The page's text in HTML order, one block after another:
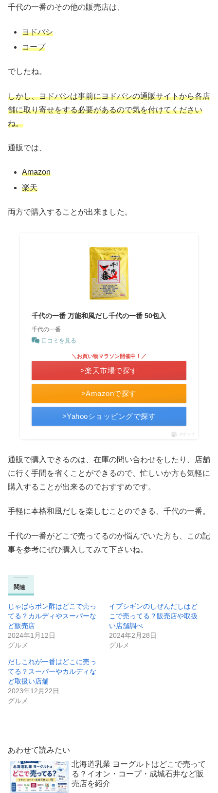
千代の一番のその他の販売店は、
ヨドバシ
コープ
でしたね。
しかし、ヨドバシは事前にヨドバシの通販サイトから各店
舗に取り寄せをする必要があるので気を付けてください
ね。
通販では、
Amazon
楽天
両方で購入することが出来ました。
千代の一番 万能和風だし千代の一番 50包入
千代の一番
口コミを見る
>Amazonで探す
＼お買い物マラソン開催中！／
>楽天市場で探す
>Yahooショッピングで探す
ポチップ
通販で購入できるのは、在庫の問い合わせをしたり、店舗
に行く手間を省くことができるので、忙しいか方も気軽に
購入することが出来るのでおすすめです。
手軽に本格和風だしを楽しむことのできる、千代の一番。
千代の一番がどこで売ってるのか悩んでいた方も、この記
事を参考にぜひ購入してみて下さいね。
関連
じゃばらポン酢はどこで売っ
てる？カルディやスーパーな
ど販売店
2024年1月12日
グルメ
イブシギンのしぜんだしはど
こで売ってる？販売店や取扱
い店舗調べ
2024年2月28日
グルメ
だしこれが一番はどこに売っ
てる？スーパーやカルディな
ど取扱い店舗
2023年12月22日
グルメ
あわせて読みたい
北海道乳業 ヨーグルトはどこで売って
る？イオン・コープ・成城石井など販
売店を紹介